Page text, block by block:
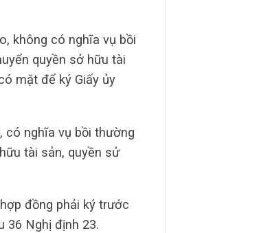
không có nghĩa vụ bồi
quyền sở hữu tài
mặt để ký Giấy ủy
có nghĩa vụ bồi thường
tài sản, quyền sử
đồng phải ký trước
36 Nghị định 23.